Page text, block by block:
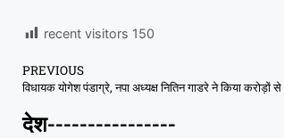
recent visitors 150
PREVIOUS
देश----------------